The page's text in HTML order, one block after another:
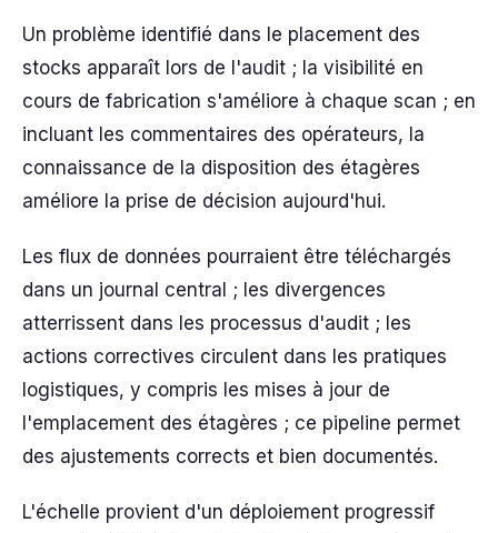
Un problème identifié dans le placement des
stocks apparaît lors de l'audit ; la visibilité en
cours de fabrication s'améliore à chaque scan ; en
incluant les commentaires des opérateurs, la
connaissance de la disposition des étagères
améliore la prise de décision aujourd'hui.
Les flux de données pourraient être téléchargés
dans un journal central ; les divergences
atterrissent dans les processus d'audit ; les
actions correctives circulent dans les pratiques
logistiques, y compris les mises à jour de
l'emplacement des étagères ; ce pipeline permet
des ajustements corrects et bien documentés.
L'échelle provient d'un déploiement progressif